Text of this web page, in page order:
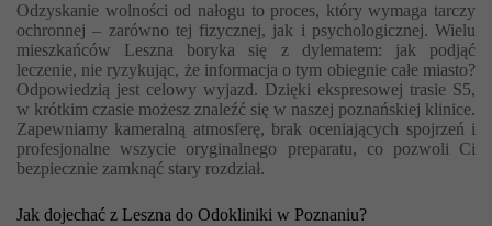
e
ś
c
i
Odzyskanie wolności od nałogu to proces, który wymaga tarczy
ochronnej – zarówno tej fizycznej, jak i psychologicznej. Wielu
mieszkańców Leszna boryka się z dylematem: jak podjąć
leczenie, nie ryzykując, że informacja o tym obiegnie całe miasto?
Odpowiedzią jest celowy wyjazd. Dzięki ekspresowej trasie S5,
w krótkim czasie możesz znaleźć się w naszej poznańskiej klinice.
Zapewniamy kameralną atmosferę, brak oceniających spojrzeń i
profesjonalne wszycie oryginalnego preparatu, co pozwoli Ci
bezpiecznie zamknąć stary rozdział.
Jak dojechać z Leszna do Odokliniki w Poznaniu?